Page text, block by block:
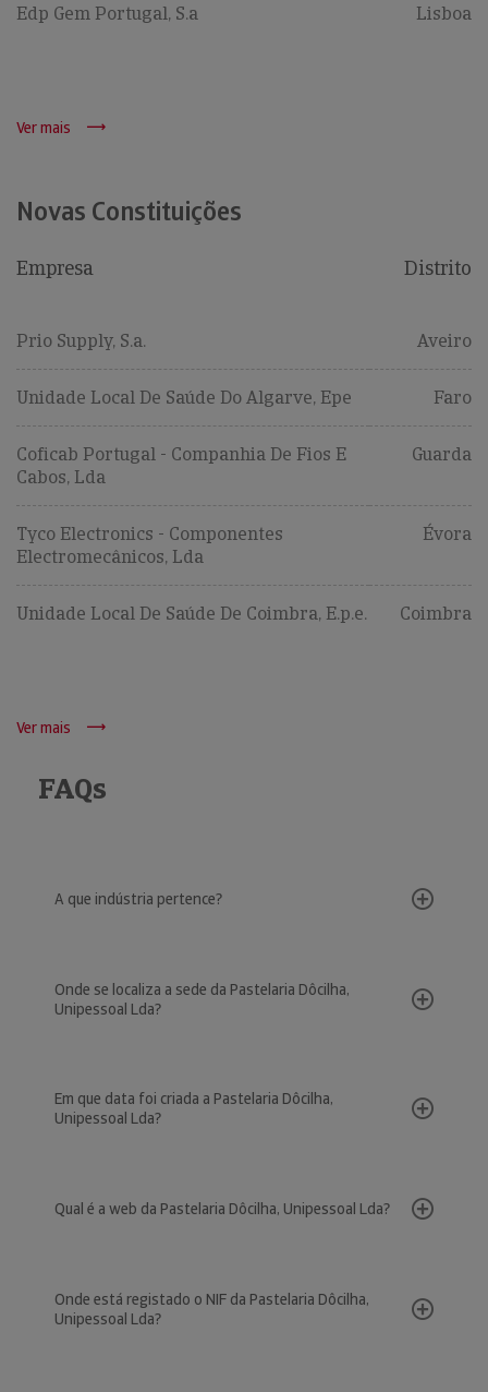
Edp Gem Portugal, S.a Lisboa
Ver mais
Novas Constituições
Empresa Distrito
Prio Supply, S.a. Aveiro
Unidade Local De Saúde Do Algarve, Epe Faro
Coficab Portugal - Companhia De Fios E
Cabos, Lda
Guarda
Tyco Electronics - Componentes
Electromecânicos, Lda
Évora
Unidade Local De Saúde De Coimbra, E.p.e. Coimbra
Ver mais
FAQs
A que indústria pertence?
Onde se localiza a sede da Pastelaria Dôcilha,
Unipessoal Lda?
Em que data foi criada a Pastelaria Dôcilha,
Unipessoal Lda?
Qual é a web da Pastelaria Dôcilha, Unipessoal Lda?
Onde está registado o NIF da Pastelaria Dôcilha,
Unipessoal Lda?